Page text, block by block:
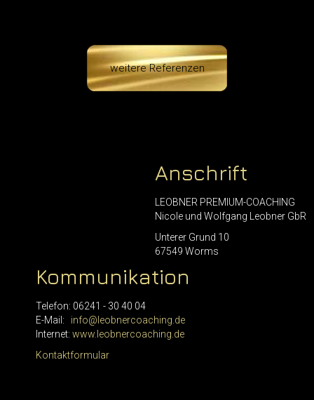
weitere Referenzen
Anschrift
LEOBNER PREMIUM-COACHING
Nicole und Wolfgang Leobner GbR
Unterer Grund 10
67549 Worms
Kommunikation
Telefon: 06241 - 30 40 04
E-Mail: info@leobnercoaching.de
Internet: www.leobnercoaching.de
Kontaktformular